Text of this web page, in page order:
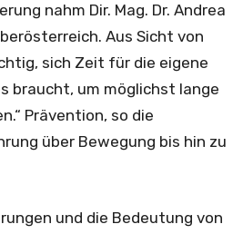
nahm Dir. Mag. Dr. Andrea
Aus Sicht von
sich Zeit für die eigene
braucht, um möglichst lange
Prävention, so die
über Bewegung bis hin zu
und die Bedeutung von